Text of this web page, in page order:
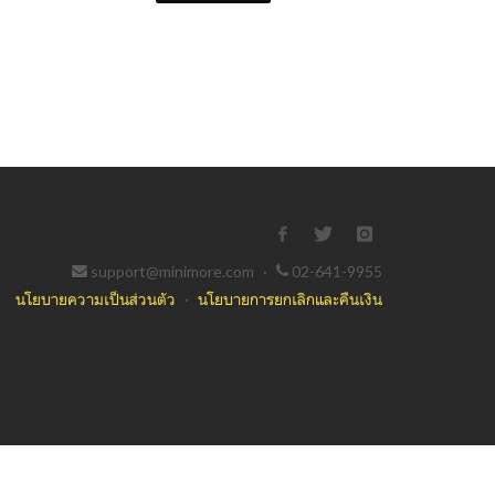
support@minimore.com ·
02-641-9955
นโยบายความเป็นส่วนตัว · นโยบายการยกเลิกและคืนเงิน